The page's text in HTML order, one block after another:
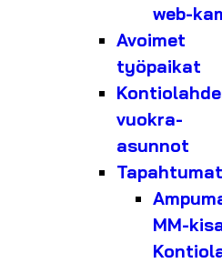
web-
Avoimet
työpaikat
vuokra-
asunnot
Tapahtumat
MM-